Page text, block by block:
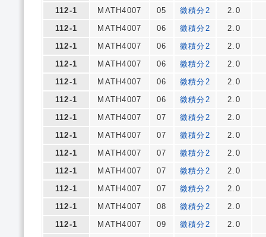
112-1
MATH4007 05 微積分2
2.0
112-1
MATH4007 06 微積分2
2.0
112-1
MATH4007 06 微積分2
2.0
112-1
MATH4007 06 微積分2
2.0
112-1
MATH4007 06 微積分2
2.0
112-1
MATH4007 06 微積分2
2.0
112-1
MATH4007 07 微積分2
2.0
112-1
MATH4007 07 微積分2
2.0
112-1
MATH4007 07 微積分2
2.0
112-1
MATH4007 07 微積分2
2.0
112-1
MATH4007 07 微積分2
2.0
112-1
MATH4007 08 微積分2
2.0
112-1
MATH4007 09 微積分2
2.0